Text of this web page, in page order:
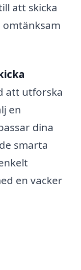
att skicka
att utforska
en
dina
smarta
en vacker